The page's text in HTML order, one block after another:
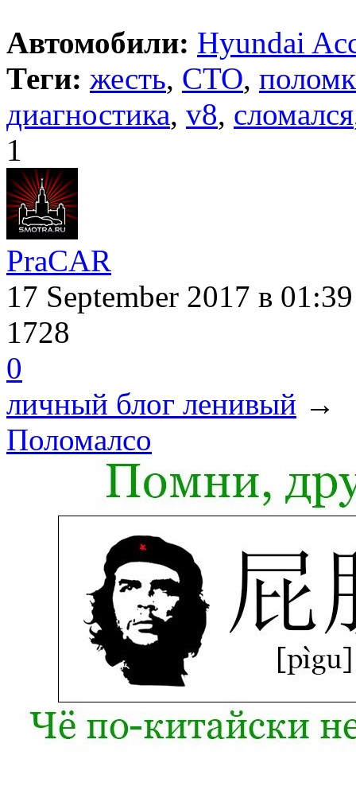
Автомобили: Hyundai
Теги: жесть, СТО,
диагностика, v8, сломался
1
PraCAR
17 September 2017 в 01:39
1728
0
личный блог ленивый →
Поломалсо